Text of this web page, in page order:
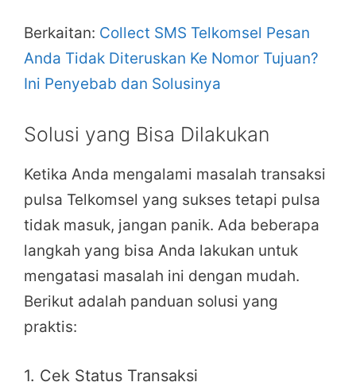
Berkaitan: Collect SMS Telkomsel Pesan
Anda Tidak Diteruskan Ke Nomor Tujuan?
Ini Penyebab dan Solusinya
Solusi yang Bisa Dilakukan
Ketika Anda mengalami masalah transaksi
pulsa Telkomsel yang sukses tetapi pulsa
tidak masuk, jangan panik. Ada beberapa
langkah yang bisa Anda lakukan untuk
mengatasi masalah ini dengan mudah.
Berikut adalah panduan solusi yang
praktis:
1. Cek Status Transaksi